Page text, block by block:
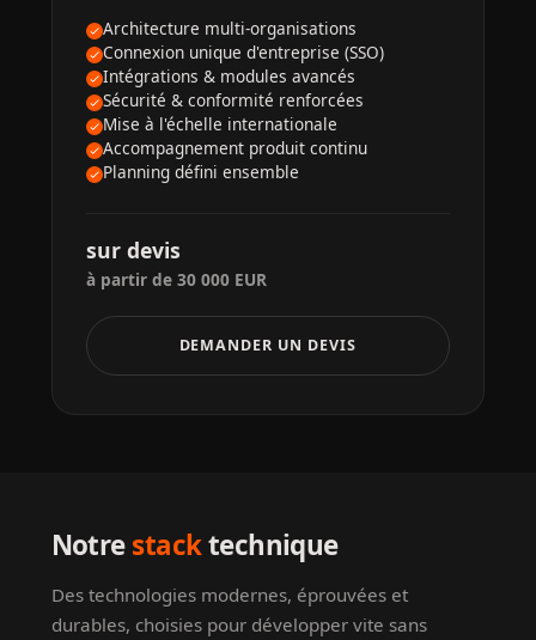
Architecture multi-organisations
Connexion unique d'entreprise (SSO)
Intégrations & modules avancés
Sécurité & conformité renforcées
Mise à l'échelle internationale
Accompagnement produit continu
Planning défini ensemble
sur devis
à partir de 30 000 EUR
DEMANDER UN DEVIS
Notrestacktechnique
Des technologies modernes, éprouvées et
durables, choisies pour développer vite sans